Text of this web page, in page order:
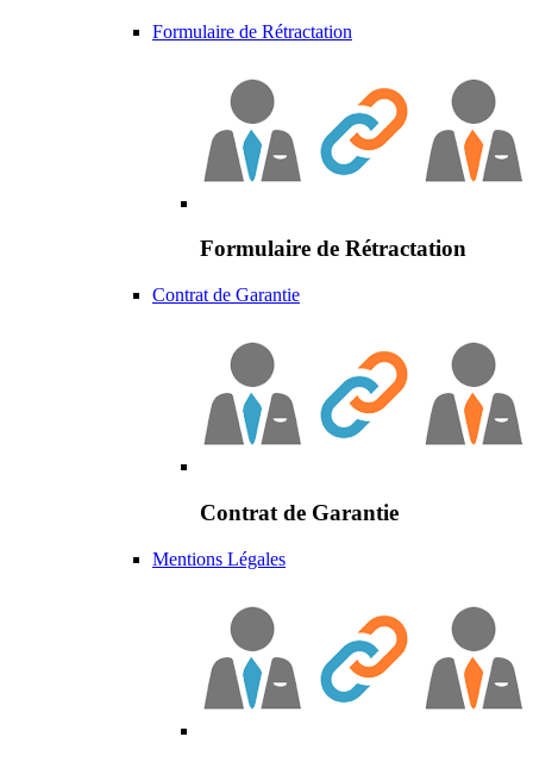
Formulaire de Rétractation
Formulaire de Rétractation
Contrat de Garantie
Contrat de Garantie
Mentions Légales